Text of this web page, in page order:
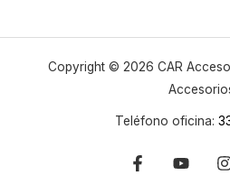
Copyright © 2026 CAR
Teléfono oficina: